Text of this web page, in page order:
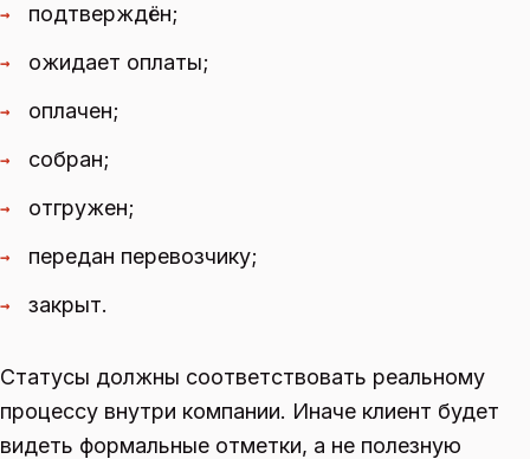
→ подтверждён;
→ ожидает оплаты;
→ оплачен;
→ собран;
→ отгружен;
→ передан перевозчику;
→ закрыт.
Статусы должны соответствовать реальному
процессу внутри компании. Иначе клиент будет
видеть формальные отметки, а не полезную